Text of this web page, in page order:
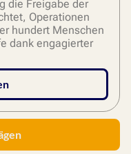
die Freigabe der
Operationen
hundert Menschen
dank engagierter